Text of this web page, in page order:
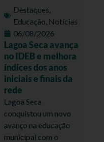
Destaques,
Educação, Notícias
06/08/2026
Lagoa Seca avança
no IDEB e melhora
índices dos anos
iniciais e finais da
rede
Lagoa Seca
conquistou um novo
avanço na educação
municipal com o